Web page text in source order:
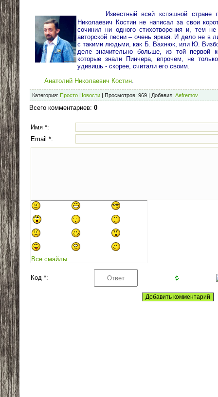
Известный всей кспэшной
Николаевич Костин не написал за свои
сочинил ни одного стихотворения и, тем
авторской песни – очень яркая. И дело не в
с такими людьми, как Б. Вахнюк, или Ю.
деле значительно больше, из той первой
которые знали Пинчера, впрочем, не
удивишь - скорее, считали его своим.
Анатолий Николаевич Костин
Категория: Просто Новости Просмотров: 969 Добавил: Aefremov
Всего комментариев: 0
Имя *:
Email *:
Все смайлы
Код *: